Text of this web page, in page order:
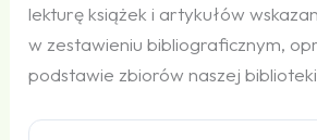
lekturę książek i artykułów
w zestawieniu bibliograficznym,
podstawie zbiorów naszej